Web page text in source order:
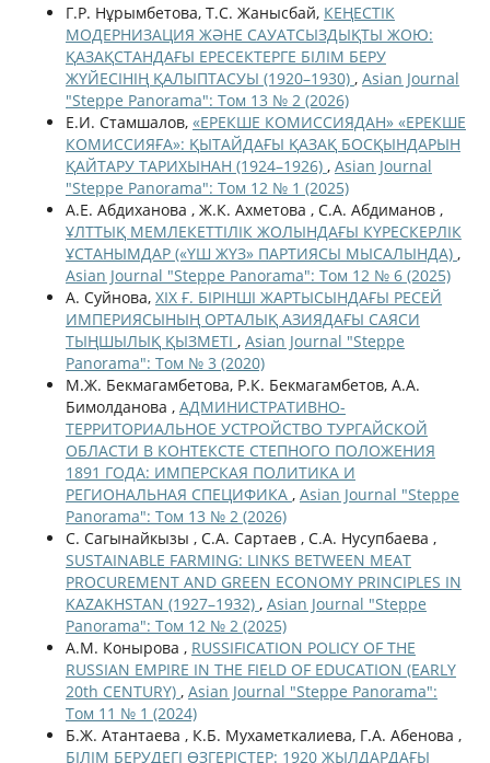
Г.Р. Нұрымбетова, Т.С. Жанысбай, КЕҢЕСТІК
МОДЕРНИЗАЦИЯ ЖӘНЕ САУАТСЫЗДЫҚТЫ ЖОЮ:
ҚАЗАҚСТАНДАҒЫ ЕРЕСЕКТЕРГЕ БІЛІМ БЕРУ
ЖҮЙЕСІНІҢ ҚАЛЫПТАСУЫ (1920–1930) , Asian Journal
"Steppe Panorama": Том 13 № 2 (2026)
Е.И. Стамшалов, «ЕРЕКШЕ КОМИССИЯДАН» «ЕРЕКШЕ
КОМИССИЯҒА»: ҚЫТАЙДАҒЫ ҚАЗАҚ БОСҚЫНДАРЫН
ҚАЙТАРУ ТАРИХЫНАН (1924–1926) , Asian Journal
"Steppe Panorama": Том 12 № 1 (2025)
А.Е. Абдиханова , Ж.К. Ахметова , С.А. Абдиманов ,
ҰЛТТЫҚ МЕМЛЕКЕТТІЛІК ЖОЛЫНДАҒЫ КҮРЕСКЕРЛІК
ҰСТАНЫМДАР («ҮШ ЖҮЗ» ПАРТИЯСЫ МЫСАЛЫНДА) ,
Asian Journal "Steppe Panorama": Том 12 № 6 (2025)
А. Суйнова, XIX Ғ. БІРІНШІ ЖАРТЫСЫНДАҒЫ РЕСЕЙ
ИМПЕРИЯСЫНЫҢ ОРТАЛЫҚ АЗИЯДАҒЫ САЯСИ
ТЫҢШЫЛЫҚ ҚЫЗМЕТІ , Asian Journal "Steppe
Panorama": Том № 3 (2020)
М.Ж. Бекмагамбетова, Р.К. Бекмагамбетов, А.А.
Бимолданова , АДМИНИСТРАТИВНО-
ТЕРРИТОРИАЛЬНОЕ УСТРОЙСТВО ТУРГАЙСКОЙ
ОБЛАСТИ В КОНТЕКСТЕ СТЕПНОГО ПОЛОЖЕНИЯ
1891 ГОДА: ИМПЕРСКАЯ ПОЛИТИКА И
РЕГИОНАЛЬНАЯ СПЕЦИФИКА , Asian Journal "Steppe
Panorama": Том 13 № 2 (2026)
С. Сагынайкызы , С.A. Сартаев , С.A. Нусупбаева ,
SUSTAINABLE FARMING: LINKS BETWEEN MEAT
PROCUREMENT AND GREEN ECONOMY PRINCIPLES IN
KAZAKHSTAN (1927–1932) , Asian Journal "Steppe
Panorama": Том 12 № 2 (2025)
А.М. Конырова , RUSSIFICATION POLICY OF THE
RUSSIAN EMPIRE IN THE FIELD OF EDUCATION (EARLY
20th CENTURY) , Asian Journal "Steppe Panorama":
Том 11 № 1 (2024)
Б.Ж. Атантаева , К.Б. Мухаметкалиева, Г.А. Абенова ,
БІЛІМ БЕРУДЕГІ ӨЗГЕРІСТЕР: 1920 ЖЫЛДАРДАҒЫ